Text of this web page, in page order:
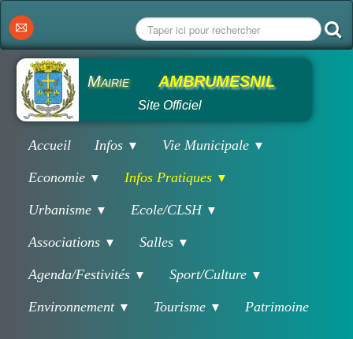
Mairie AMBRUMESNIL
Site Officiel
Accueil Infos ▼ Vie Municipale ▼
Economie ▼ Infos Pratiques ▼
Urbanisme ▼ Ecole/CLSH ▼
Associations ▼ Salles ▼
Agenda/Festivités ▼ Sport/Culture ▼
Environnement ▼ Tourisme ▼ Patrimoine